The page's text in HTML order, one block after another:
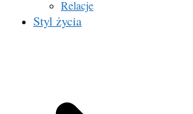
Relacje
Styl życia